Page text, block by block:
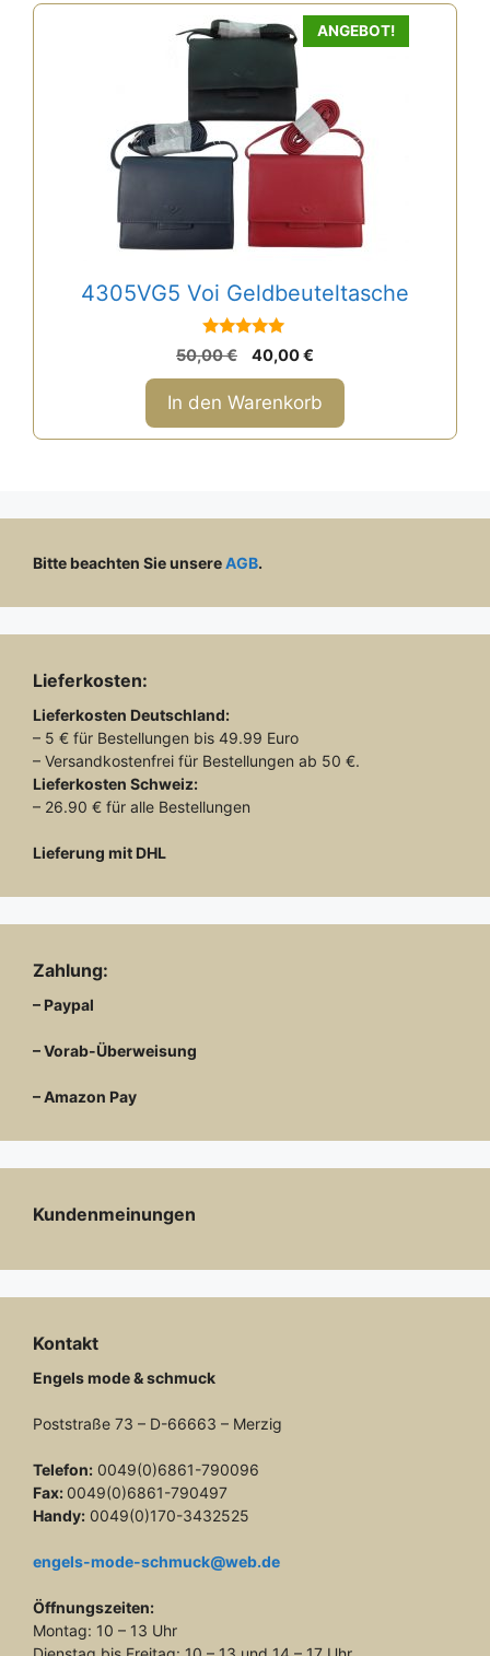
ANGEBOT!
4305VG5 Voi Geldbeuteltasche
von 5
50,00€
Ursprünglicher
Preis
war:
50,00 €
40,00€
Preis
ist:
40,00 €.
In den Warenkorb
Bitte beachten Sie unsereAGB.
Lieferkosten:
Lieferkosten Deutschland:
– 5 € für Bestellungen bis 49.99 Euro
– Versandkostenfrei für Bestellungen ab 50 €.
Lieferkosten Schweiz:
– 26.90 € für alle Bestellungen
Lieferung mit DHL
Zahlung:
– Paypal
– Vorab-Überweisung
– Amazon Pay
Kundenmeinungen
Kontakt
Engels mode & schmuck
Poststraße 73 – D-66663 – Merzig
Telefon: 0049(0)6861-790096
Fax: 0049(0)6861-790497
Handy: 0049(0)170-3432525
engels-mode-schmuck@web.de
Öffnungszeiten:
Montag: 10 – 13 Uhr